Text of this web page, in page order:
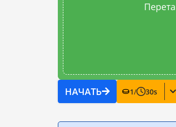
НАЧАТЬ 1/ 30s